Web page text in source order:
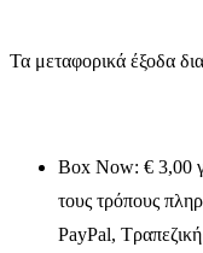
Τα μεταφορικά έξοδα
Box Now: € 3,00
τους τρόπους
PayPal,